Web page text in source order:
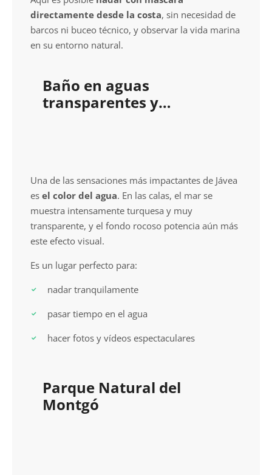
directamente desde la costa, sin necesidad de
barcos ni buceo técnico, y observar la vida marina
en su entorno natural.
Baño en aguas
transparentes y
Una de las sensaciones más impactantes de Jávea
es el color del agua. En las calas, el mar se
muestra intensamente turquesa y muy
transparente, y el fondo rocoso potencia aún más
este efecto visual.
Es un lugar perfecto para:
nadar tranquilamente
pasar tiempo en el agua
hacer fotos y vídeos espectaculares
Parque Natural del
Montgó